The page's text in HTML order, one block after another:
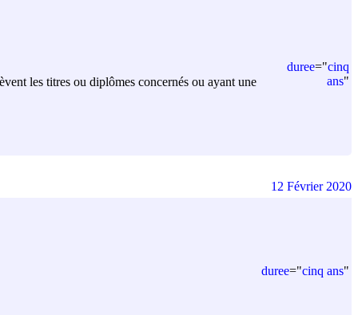
les titres ou diplômes concernés ou ayant une
duree="cinq
ans"
duree="cinq ans"
12 Février 2020